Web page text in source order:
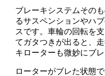
ブレーキシステムその
るサスペンションやハ
スです。車輪の回転を
てガタつきが出ると、
キローターも微妙にブレ
ローターがブレた状態